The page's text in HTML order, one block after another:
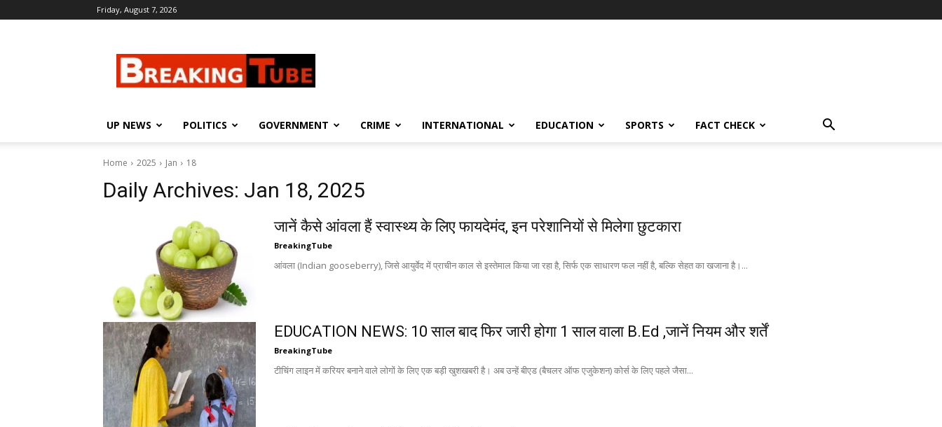
Friday, August 7, 2026
UP NEWS POLITICS GOVERNMENT CRIME INTERNATIONAL EDUCATION SPORTS FACT CHECK
Home 2025 Jan 18
Daily Archives: Jan 18, 2025
जानें कैसे आंवला हैं स्वास्थ्य के लिए फायदेमंद, इन परेशानियों से मिलेगा छुटकारा
BreakingTube
आंवला (Indian gooseberry), जिसे आयुर्वेद में प्राचीन काल से इस्तेमाल किया जा रहा है, सिर्फ एक साधारण फल नहीं है, बल्कि सेहत का खजाना है।...
EDUCATION NEWS: 10 साल बाद फिर जारी होगा 1 साल वाला B.Ed ,जानें नियम और शर्तें
BreakingTube
टीचिंग लाइन में करियर बनाने वाले लोगों के लिए एक बड़ी खुशखबरी है। अब उन्हें बीएड (बैचलर ऑफ एजुकेशन) कोर्स के लिए पहले जैसा...